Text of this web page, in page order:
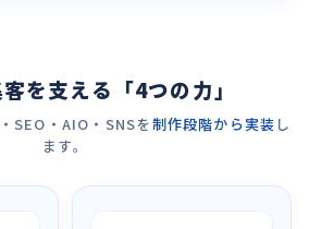
を支える「4つの力」
SEO・AIO・SNSを制作段階から実装 し
ます。